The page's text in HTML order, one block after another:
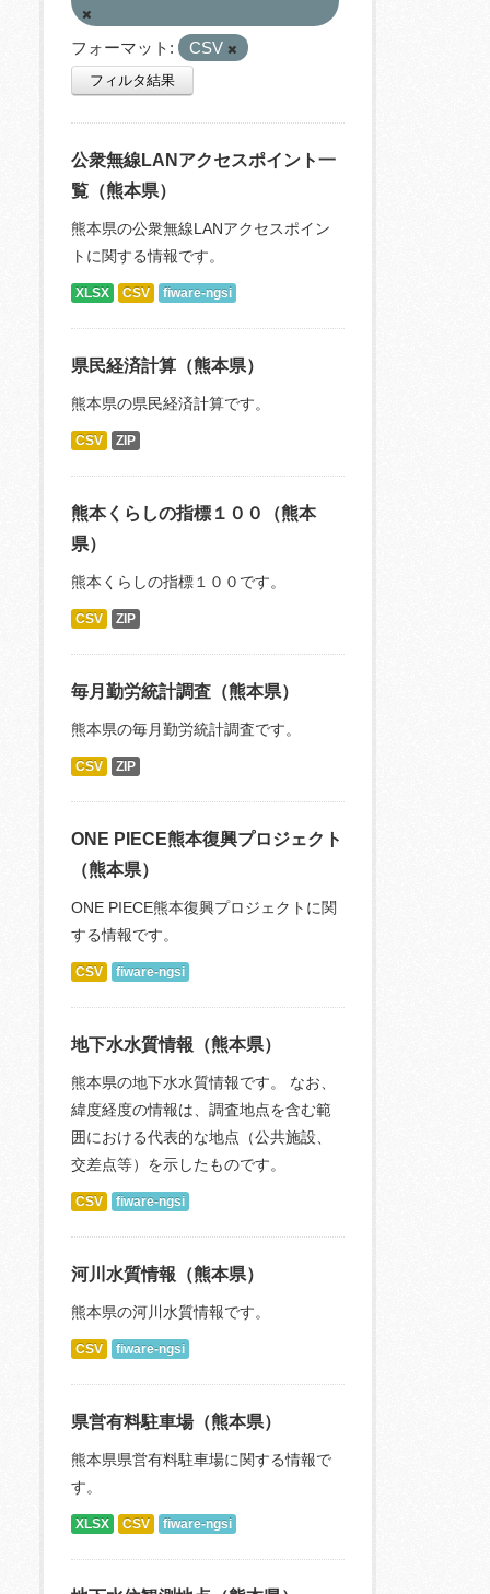
フォーマット: CSV
フィルタ結果
公衆無線LANアクセスポイント一
覧（熊本県）
熊本県の公衆無線LANアクセスポイン
トに関する情報です。
XLSX CSV fiware-ngsi
県民経済計算（熊本県）
熊本県の県民経済計算です。
CSV ZIP
熊本くらしの指標１００（熊本
県）
熊本くらしの指標１００です。
CSV ZIP
毎月勤労統計調査（熊本県）
熊本県の毎月勤労統計調査です。
CSV ZIP
ONE PIECE熊本復興プロジェクト
（熊本県）
ONE PIECE熊本復興プロジェクトに関
する情報です。
CSV fiware-ngsi
地下水水質情報（熊本県）
熊本県の地下水水質情報です。 なお、
緯度経度の情報は、調査地点を含む範
囲における代表的な地点（公共施設、
交差点等）を示したものです。
CSV fiware-ngsi
河川水質情報（熊本県）
熊本県の河川水質情報です。
CSV fiware-ngsi
県営有料駐車場（熊本県）
熊本県県営有料駐車場に関する情報で
す。
XLSX CSV fiware-ngsi